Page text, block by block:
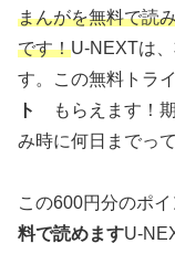
まんがを無料で読
です！U-NEXTは、
す。この無料トラ
ト
もらえます！
み時に何日までっ
この600円分のポ
料で読めますU-